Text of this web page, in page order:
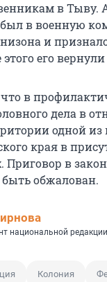
в Тыву.
в военную
и
его вернули
в
дела в
одной из
края в
в
обжалован.
национальной редакции
Колония